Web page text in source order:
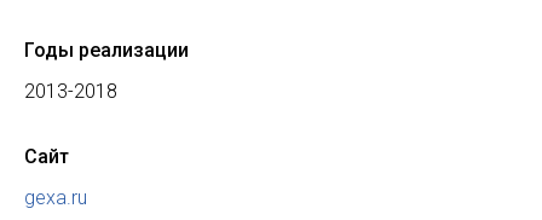
Годы реализации
2013-2018
Сайт
gexa.ru